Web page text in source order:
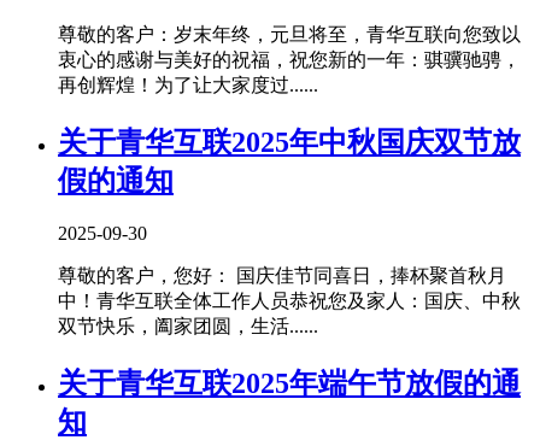
尊敬的客户：岁末年终，元旦将至，青华互联向您致以
衷心的感谢与美好的祝福，祝您新的一年：骐骥驰骋，
再创辉煌！为了让大家度过......
关于青华互联2025年中秋国庆双节放
假的通知
2025-09-30
尊敬的客户，您好： 国庆佳节同喜日，捧杯聚首秋月
中！青华互联全体工作人员恭祝您及家人：国庆、中秋
双节快乐，阖家团圆，生活......
关于青华互联2025年端午节放假的通
知